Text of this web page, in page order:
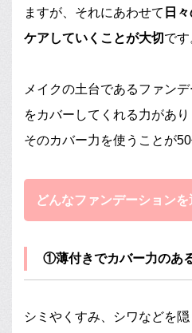
ますが、それにあわせて 日
ケアしていくことが大切です
メイクの土台であるファン
をカバーしてくれる力があり
そのカバー力を使うことが
どんなファンデーションを
①薄付きでカバー力のあ
シミやくすみ、シワなどを隠